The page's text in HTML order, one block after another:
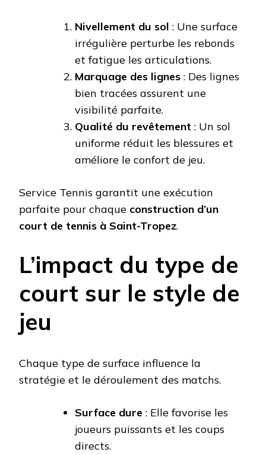
Nivellement du sol : Une surface
irrégulière perturbe les rebonds
et fatigue les articulations.
Marquage des lignes : Des lignes
bien tracées assurent une
visibilité parfaite.
Qualité du revêtement : Un sol
uniforme réduit les blessures et
améliore le confort de jeu.
Service Tennis garantit une exécution
parfaite pour chaque construction d’un
court de tennis à Saint-Tropez.
L’impact du type de
court sur le style de
jeu
Chaque type de surface influence la
stratégie et le déroulement des matchs.
Surface dure : Elle favorise les
joueurs puissants et les coups
directs.